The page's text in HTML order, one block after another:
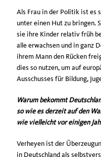
Als Frau in der Politik ist es
unter einen Hut zu bringen.
sie ihre Kinder relativ früh
alle erwachsen und in ganz
ihrem Mann den Rücken
dies so nutzen, um auf
Ausschusses für Bildung,
Warum bekommt
so wie es derzeit auf den
wie vielleicht vor einigen
Verheyen ist der
in Deutschland als